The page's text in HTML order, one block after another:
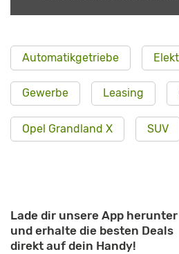
Automatikgetriebe
Gewerbe Leasing
Opel Grandland X SUV
Lade dir unsere App herunter
und erhalte die besten Deals
direkt auf dein Handy!